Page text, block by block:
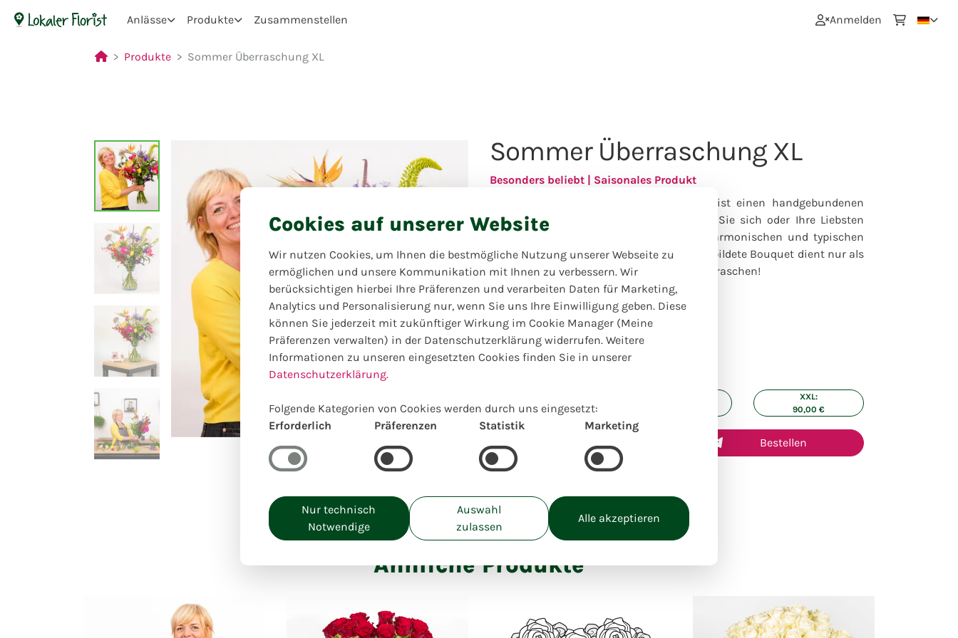
Anlässe Produkte Zusammenstellen Anmelden
Produkte Sommer Überraschung XL
Einzigartig lokal kreiert
Sommer Überraschung XL
Besonders beliebt | Saisonales Produkt
Mit Liebe und Kreativität erstellt Ihr Florist einen handgebundenen
Sommer-Überraschungsstrauß XL. Lassen Sie sich oder Ihre Liebsten
von einem wunderschönen Strauß mit harmonischen und typischen
saisonalen Blumen überraschen. Das abgebildete Bouquet dient nur als
Beispiel. Lassen Sie sich vom Floristen überraschen!
Verfügbar bis zum 03.10.2026
Wählen Sie Ihre Wunschgröße:
50,00€
XXL:
90,00 €
Bestellen
Ähnliche Produkte
Cookies auf unserer Website
Wir nutzen Cookies, um Ihnen die bestmögliche Nutzung unserer Webseite zu
ermöglichen und unsere Kommunikation mit Ihnen zu verbessern. Wir
berücksichtigen hierbei Ihre Präferenzen und verarbeiten Daten für Marketing,
Analytics und Personalisierung nur, wenn Sie uns Ihre Einwilligung geben. Diese
können Sie jederzeit mit zukünftiger Wirkung im Cookie Manager (Meine
Präferenzen verwalten) in der Datenschutzerklärung widerrufen. Weitere
Informationen zu unseren eingesetzten Cookies finden Sie in unserer
Datenschutzerklärung.
Folgende Kategorien von Cookies werden durch uns eingesetzt:
Erforderlich
Präferenzen Statistik Marketing
Nur technisch
Notwendige
Auswahl
zulassen
Alle akzeptieren